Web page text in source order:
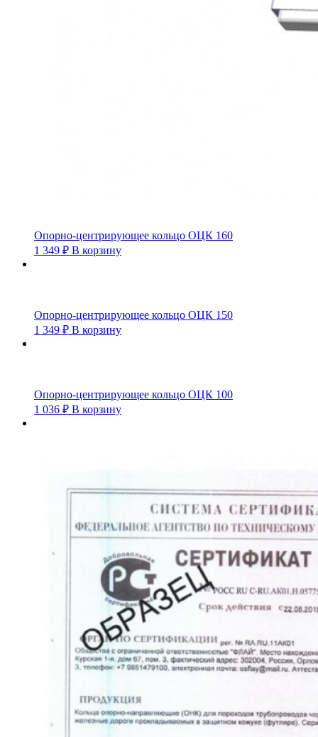
Опорно-центрирующее кольцо ОЦК 160
1 349 ₽ В корзину
Опорно-центрирующее кольцо ОЦК 150
1 349 ₽ В корзину
Опорно-центрирующее кольцо ОЦК 100
1 036 ₽ В корзину